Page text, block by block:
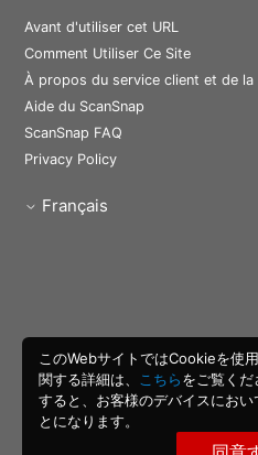
Avant d'utiliser cet URL
Comment Utiliser Ce Site
À propos du service client et de la
Aide du ScanSnap
ScanSnap FAQ
Privacy Policy
Français
このWebサイトではCookieを使
関する詳細は、
こちらをご覧く
すると、お客様のデバイスにお
とになります。